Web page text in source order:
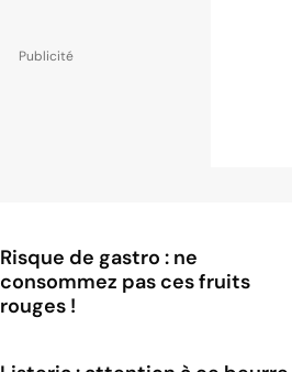
Risque de gastro : ne
consommez pas ces fruits
rouges !